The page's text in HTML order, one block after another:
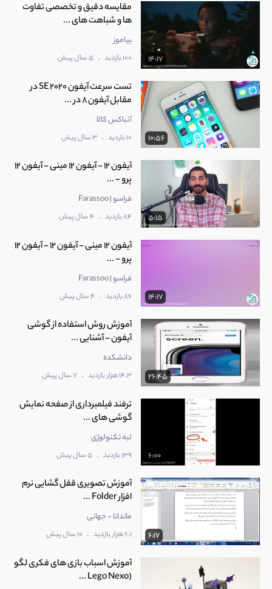
14:17
مقایسه دقیق و تخصصی تفاوت
ها و شباهت های ...
بیاموز
100 بازدید . 5 سال پیش
10:56
تست سرعت آیفون SE 2020 در
مقابل آیفون 8 در ...
آنباکس کالا
10 بازدید . 3 سال پیش
5:15
آیفون 12 - آیفون 12 مینی - آیفون 12
پرو - ...
فراسو | Farassoo
84 بازدید . 4 سال پیش
14:17
آیفون 12 مینی - آیفون 12 - آیفون 12
پرو - ...
فراسو | Farassoo
86 بازدید . 4 سال پیش
26:45
آموزش روش استفاده از گوشی
آیفون - آشنایی ...
دانشکده
14.3 هزار بازدید . 7 سال پیش
6:00
ترفند فیلمبرداری از صفحه نمایش
گوشی های ...
لبه تکنولوژی
139 بازدید . 5 سال پیش
6:17
آموزش تصویری قفل گشایی نرم
افزار Folder ...
ماندانا - جهانی
6.1 هزار بازدید . 10 سال پیش
آموزش اسباب بازی های فکری لگو
(Lego Nexo ...